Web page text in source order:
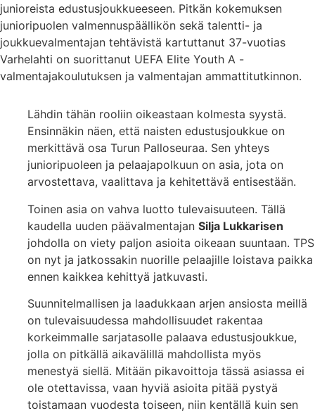
junioreista edustusjoukkueeseen. Pitkän kokemuksen
junioripuolen valmennuspäällikön sekä talentti- ja
joukkuevalmentajan tehtävistä kartuttanut 37-vuotias
Varhelahti on suorittanut UEFA Elite Youth A -
valmentajakoulutuksen ja valmentajan ammattitutkinnon.
Lähdin tähän rooliin oikeastaan kolmesta syystä.
Ensinnäkin näen, että naisten edustusjoukkue on
merkittävä osa Turun Palloseuraa. Sen yhteys
junioripuoleen ja pelaajapolkuun on asia, jota on
arvostettava, vaalittava ja kehitettävä entisestään.
Toinen asia on vahva luotto tulevaisuuteen. Tällä
kaudella uuden päävalmentajan Silja Lukkarisen
johdolla on viety paljon asioita oikeaan suuntaan. TPS
on nyt ja jatkossakin nuorille pelaajille loistava paikka
ennen kaikkea kehittyä jatkuvasti.
Suunnitelmallisen ja laadukkaan arjen ansiosta meillä
on tulevaisuudessa mahdollisuudet rakentaa
korkeimmalle sarjatasolle palaava edustusjoukkue,
jolla on pitkällä aikavälillä mahdollista myös
menestyä siellä. Mitään pikavoittoja tässä asiassa ei
ole otettavissa, vaan hyviä asioita pitää pystyä
toistamaan vuodesta toiseen, niin kentällä kuin sen